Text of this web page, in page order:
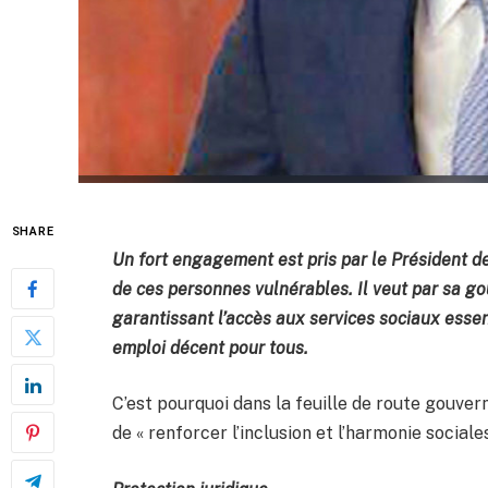
SHARE
Un fort engagement est pris par le Président
de ces personnes vulnérables. Il veut par sa
garantissant l’accès aux services sociaux
emploi décent pour tous.
C’est pourquoi dans la feuille de route
de « renforcer l’inclusion et l’harmonie